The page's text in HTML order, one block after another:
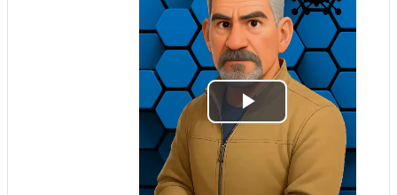
Відтворити
відео